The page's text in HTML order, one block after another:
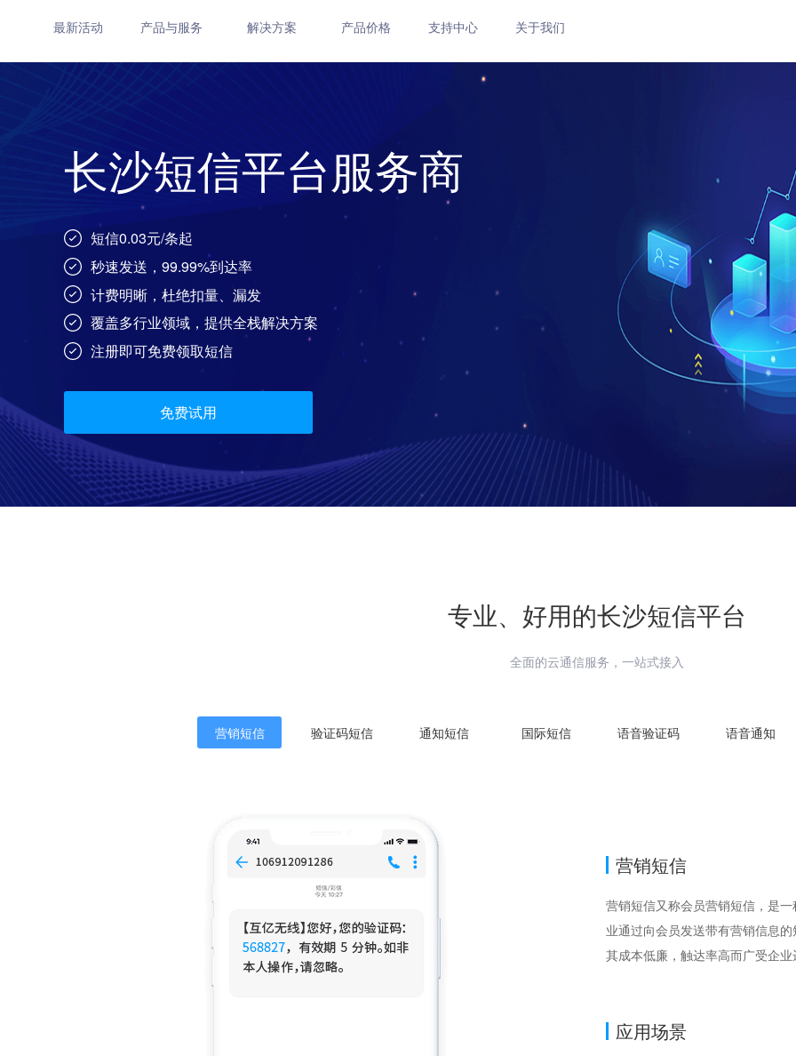
最新活动 产品与服务 解决方案 产品价格 支持中心 关于我们
长沙短信平台服务商
短信0.03元/条起
秒速发送，99.99%到达率
计费明晰，杜绝扣量、漏发
覆盖多行业领域，提供全栈解决方案
注册即可免费领取短信
免费试用
专业、好用的长沙短信平台
全面的云通信服务，一站式接入
营销短信 验证码短信 通知短信 国际短信 语音验证码 语音通知
营销短信
营销短信又称会员营销短信，是
业通过向会员发送带有营销信息
其成本低廉，触达率高而广受企
应用场景